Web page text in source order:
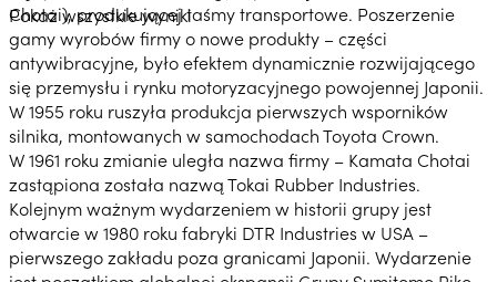
Pokaż wszystkie wyniki
Chotai), produkującej taśmy transportowe. Poszerzenie
gamy wyrobów firmy o nowe produkty – części
antywibracyjne, było efektem dynamicznie rozwijającego
się przemysłu i rynku motoryzacyjnego powojennej Japonii.
W 1955 roku ruszyła produkcja pierwszych wsporników
silnika, montowanych w samochodach Toyota Crown.
W 1961 roku zmianie uległa nazwa firmy – Kamata Chotai
zastąpiona została nazwą Tokai Rubber Industries.
Kolejnym ważnym wydarzeniem w historii grupy jest
otwarcie w 1980 roku fabryki DTR Industries w USA –
pierwszego zakładu poza granicami Japonii. Wydarzenie